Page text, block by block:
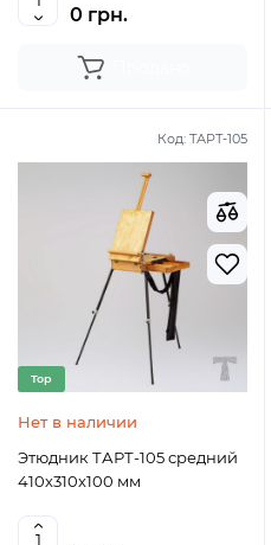
0 грн.
Код: ТАРТ-105
Top
Нет в наличии
Этюдник ТАРТ-105 средний
410х310х100 мм